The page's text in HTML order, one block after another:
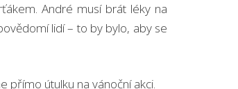
André musí brát léky na
lidí – to by bylo, aby se
přímo útulku na vánoční akci.